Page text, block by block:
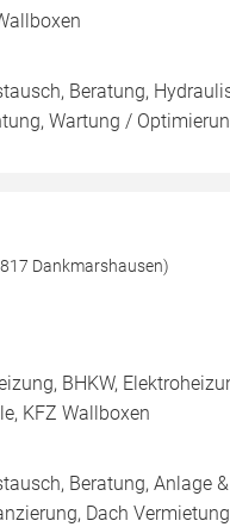
Beratung,
Wartung /
Dankmarshausen)
BHKW,
KFZ Wallboxen
Beratung, Anlage
Dach